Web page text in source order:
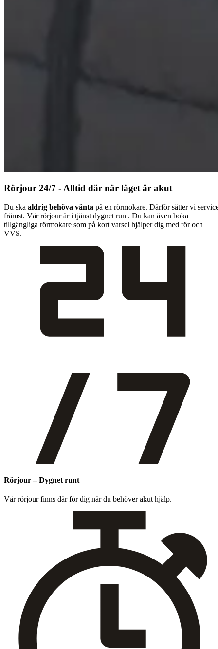
Rörjour 24/7 - Alltid där när läget är akut
Du ska aldrig behöva vänta på en rörmokare. Därför sätter vi
främst. Vår rörjour är i tjänst dygnet runt. Du kan även boka
tillgängliga rörmokare som på kort varsel hjälper dig med rör och
VVS.
Rörjour – Dygnet runt
Vår rör­jour finns där för dig när du behöver akut hjälp.